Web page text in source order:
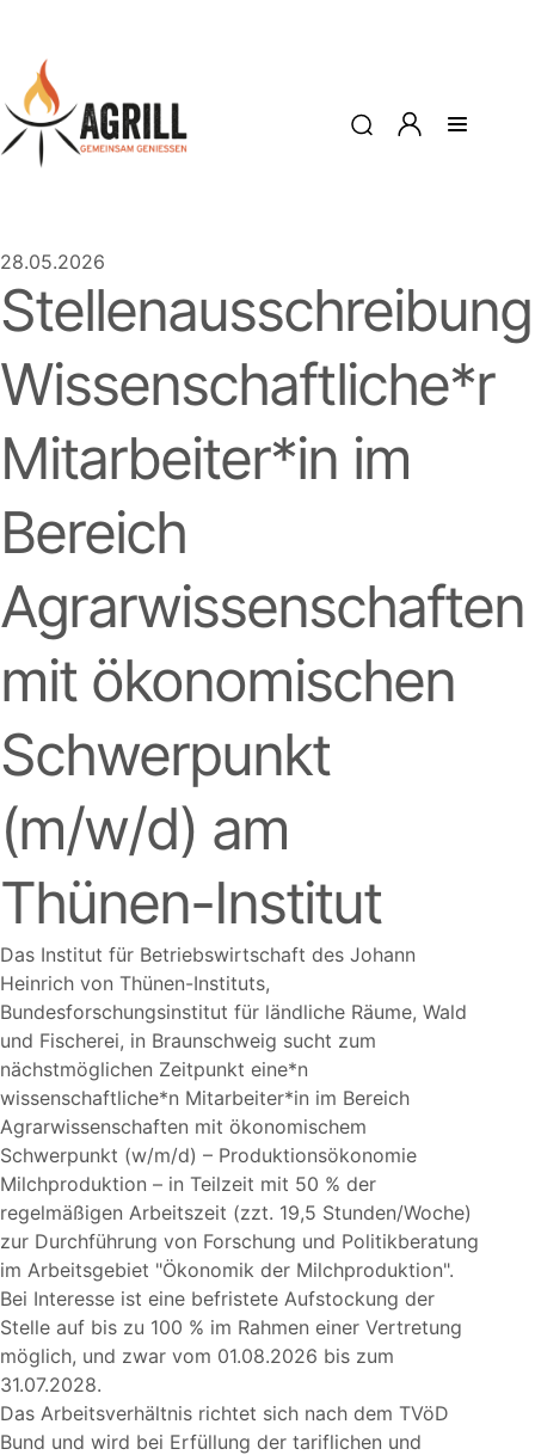
28.05.2026
Wissenschaftliche*r
Mitarbeiter*in im
Bereich
Agrarwissenschaften
mit ökonomischen
Schwerpunkt
(m/w/d) am
Thünen-Institut
Das Institut für Betriebswirtschaft des Johann
Heinrich von Thünen-Instituts,
Bundesforschungsinstitut für ländliche Räume, Wald
und Fischerei, in Braunschweig sucht zum
nächstmöglichen Zeitpunkt eine*n
wissenschaftliche*n Mitarbeiter*in im Bereich
Agrarwissenschaften mit ökonomischem
Schwerpunkt (w/m/d) – Produktionsökonomie
Milchproduktion – in Teilzeit mit 50 % der
regelmäßigen Arbeitszeit (zzt. 19,5 Stunden/Woche)
zur Durchführung von Forschung und Politikberatung
im Arbeitsgebiet
Ökonomik der Milchproduktion .
Bei Interesse ist eine befristete Aufstockung der
Stelle auf bis zu 100 % im Rahmen einer Vertretung
möglich, und zwar vom 01.08.2026 bis zum
31.07.2028.
Das Arbeitsverhältnis richtet sich nach dem TVöD
Bund und wird bei Erfüllung der tariflichen und